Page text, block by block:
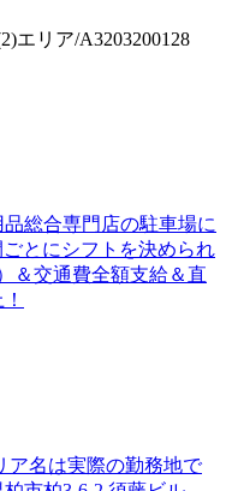
エリア/A3203200128
総合専門店の駐車場に
とにシフトを決められ
＆交通費全額支給＆直
名は実際の勤務地で